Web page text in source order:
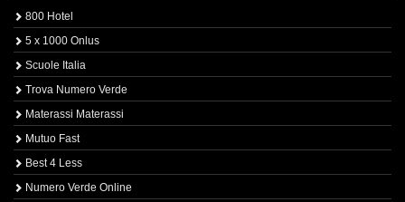
800 Hotel
5 x 1000 Onlus
Scuole Italia
Trova Numero Verde
Materassi Materassi
Mutuo Fast
Best 4 Less
Numero Verde Online